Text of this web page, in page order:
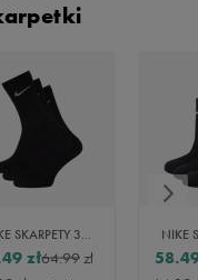
NIKE SKARPETY 3PPK VALUE COTTON CREW
64.99zł
zł